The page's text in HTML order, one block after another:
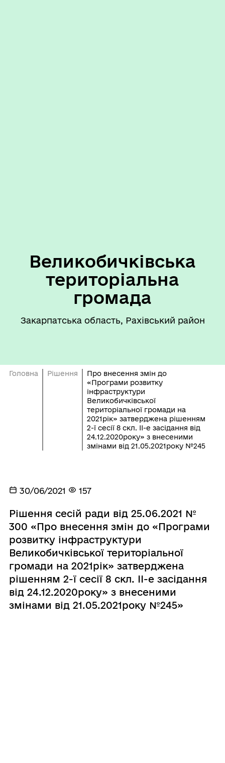
Великобичківська
територіальна
громада
Закарпатська область, Рахівський район
Головна Рішення
Про внесення змін до
«Програми розвитку
інфраструктури
Великобичківської
територіальної громади на
2021рік» затверджена рішенням
2-ї сесії 8 скл. ІІ-е засідання від
24.12.2020року» з внесеними
змінами від 21.05.2021року №245
30/06/2021 157
Рішення сесій ради від 25.06.2021 №
300 «Про внесення змін до «Програми
розвитку інфраструктури
Великобичківської територіальної
громади на 2021рік» затверджена
рішенням 2-ї сесії 8 скл. ІІ-е засідання
від 24.12.2020року» з внесеними
змінами від 21.05.2021року №245»